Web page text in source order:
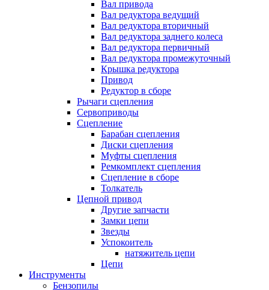
Вал привода
Вал редуктора ведущий
Вал редуктора вторичный
Вал редуктора заднего колеса
Вал редуктора первичный
Вал редуктора промежуточный
Крышка редуктора
Привод
Редуктор в сборе
Рычаги сцепления
Сервоприводы
Сцепление
Барабан сцепления
Диски сцепления
Муфты сцепления
Ремкомплект сцепления
Сцепление в сборе
Толкатель
Цепной привод
Другие запчасти
Замки цепи
Звезды
Успокоитель
натяжитель цепи
Цепи
Инструменты
Бензопилы